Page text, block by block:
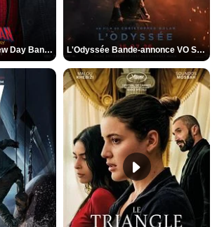
Spider-Man: Brand New Day Bande-annonce VO STFR L'Odyssée Bande-annonce VO STFR